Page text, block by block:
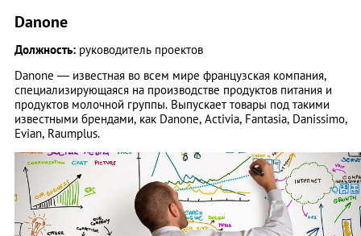
Danone
Должность: руководитель проектов
Danone — известная во всем мире французская компания,
специализирующаяся на производстве продуктов питания и
продуктов молочной группы. Выпускает товары под такими
известными брендами, как Danone, Activia, Fantasia, Danissimo,
Evian, Raumplus.